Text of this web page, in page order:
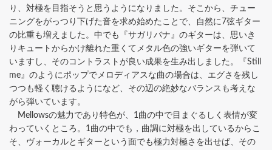
り、対極を目指そうと思うようになりました。そこから、チュー
ニングをがっつり下げた音を求め始めたことで、自然に7弦ギター
の比重も増えました。中でも『サガリバナ』のギターは、思いき
りキュートからかけ離れた重くてメタル色の強いギターを弾いて
いますし、そのコントラストが良い成果を生み出しました。『Still
me』のようにポップでメロディアスな曲の場合は、エグさを残し
つつも軽く聴けるようになど、その辺の絶妙なバランスも考えな
がら弾いています。
Mellowsの魅力であり特色が、1曲の中で目まぐるしく表情が変
わっていくところ。1曲の中でも，曲調に対極を出しているからこ
そ、ヴォーカルとギターという面でも極力対極さを出せば、その